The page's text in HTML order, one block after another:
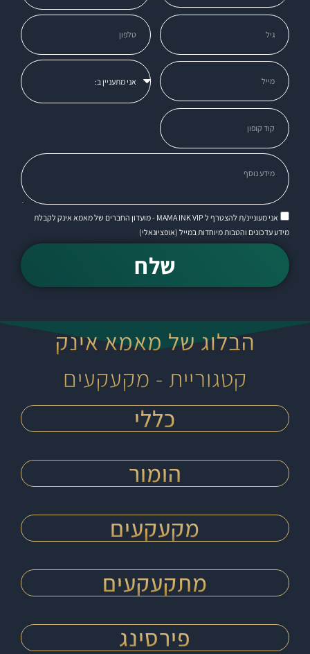
אני מעוניינ/ת להצטרף ל MAMA INK VIP - מועדון החברים של מאמא אינק לקבלת
מידע עדכונים והטבות מיוחדות במייל (אופציונאלי)
שלח
הבלוג של מאמא אינק
קטגוריית - מקעקעים
כללי
הומור
מקעקעים
מתקעקעים
פירסינג